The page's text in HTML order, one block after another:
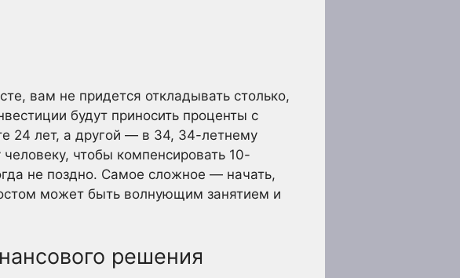
вам не придется откладывать столько,
будут приносить проценты с
24 лет, а другой — в 34, 34-летнему
чтобы компенсировать 10-
не поздно. Самое сложное — начать,
может быть волнующим занятием и
решения